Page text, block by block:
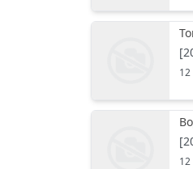
[
12
[
12